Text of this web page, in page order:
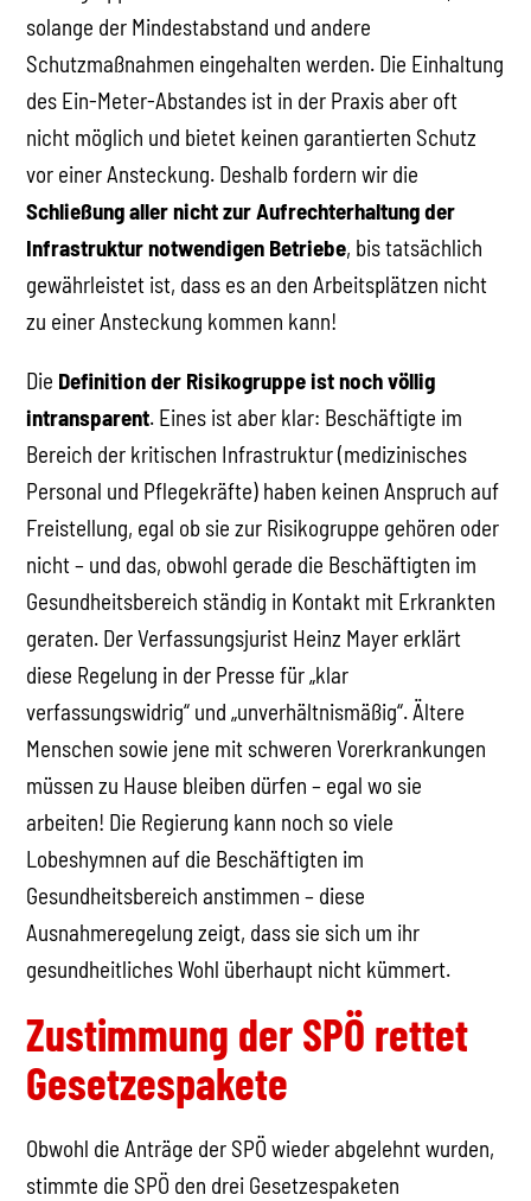
solange der Mindestabstand und andere
Schutzmaßnahmen eingehalten werden. Die Einhaltung
des Ein-Meter-Abstandes ist in der Praxis aber oft
nicht möglich und bietet keinen garantierten Schutz
vor einer Ansteckung. Deshalb fordern wir die
Schließung aller nicht zur Aufrechterhaltung der
Infrastruktur notwendigen Betriebe, bis tatsächlich
gewährleistet ist, dass es an den Arbeitsplätzen nicht
zu einer Ansteckung kommen kann!
Die Definition der Risikogruppe ist noch völlig
intransparent. Eines ist aber klar: Beschäftigte im
Bereich der kritischen Infrastruktur (medizinisches
Personal und Pflegekräfte) haben keinen Anspruch auf
Freistellung, egal ob sie zur Risikogruppe gehören oder
nicht – und das, obwohl gerade die Beschäftigten im
Gesundheitsbereich ständig in Kontakt mit Erkrankten
geraten. Der Verfassungsjurist Heinz Mayer erklärt
diese Regelung in der Presse für „klar
verfassungswidrig“ und „unverhältnismäßig“. Ältere
Menschen sowie jene mit schweren Vorerkrankungen
müssen zu Hause bleiben dürfen – egal wo sie
arbeiten! Die Regierung kann noch so viele
Lobeshymnen auf die Beschäftigten im
Gesundheitsbereich anstimmen – diese
Ausnahmeregelung zeigt, dass sie sich um ihr
gesundheitliches Wohl überhaupt nicht kümmert.
Zustimmung der SPÖ rettet
Gesetzespakete
Obwohl die Anträge der SPÖ wieder abgelehnt wurden,
stimmte die SPÖ den drei Gesetzespaketen